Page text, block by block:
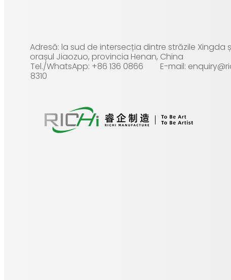
Adresă: la sud de intersecția dintre străzile Xingda
orașul Jiaozuo, provincia Henan, China
Tel./WhatsApp: +86 136 0866
8310
E-mail: